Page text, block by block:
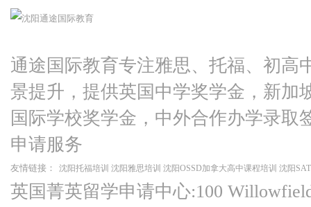
通途国际教育专注雅思、托福、初高
景提升，提供英国中学奖学金，新加
国际学校奖学金，中外合作办学录取
申请服务
友情链接： 沈阳托福培训 沈阳雅思培训 沈阳OSSD加拿大高中课程培训 沈阳
英国菁英留学申请中心:100